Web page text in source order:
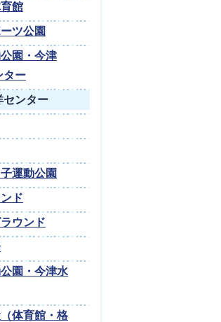
館
ツ公園
園・今津
ター
センター
運動公園
ド
ウンド
園・今津水
体育館・格